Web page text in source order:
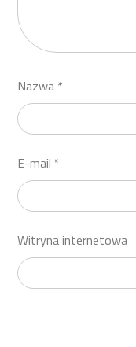
Nazwa *
E-mail *
Witryna internetowa